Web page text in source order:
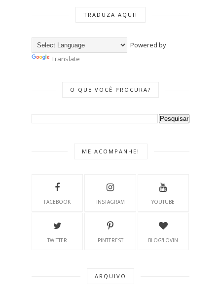
TRADUZA AQUI!
Powered by
Translate
O QUE VOCÊ PROCURA?
ME ACOMPANHE!
FACEBOOK INSTAGRAM YOUTUBE
TWITTER PINTEREST BLOG'LOVIN
ARQUIVO